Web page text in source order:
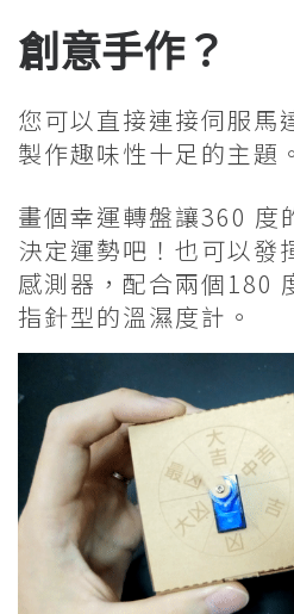
創意手作？
您可以直接連接伺服馬
製作趣味性十足的主題。
畫個幸運轉盤讓360 度
決定運勢吧！也可以發
感測器，配合兩個180
指針型的溫濕度計。